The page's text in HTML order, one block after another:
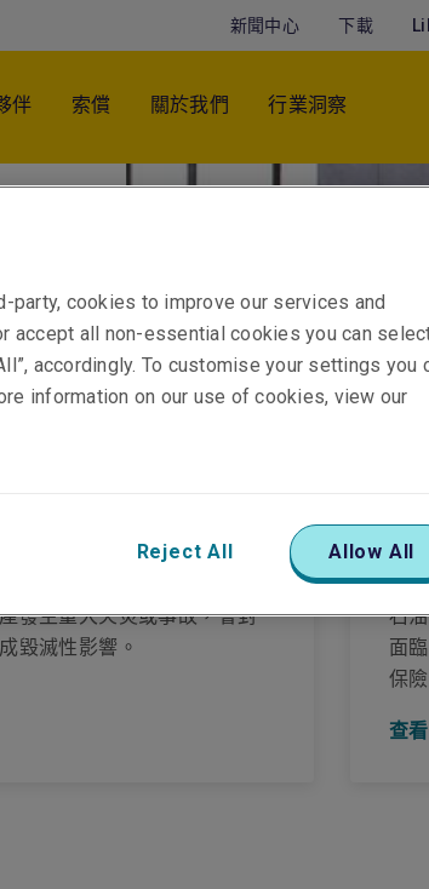
新聞中心 下載
伴 索償 關於我們 行業洞察
發生重大火災或事故，會對
毀滅性影響。
能
石
面
保
查
party, cookies to improve our services and
accept all non-essential cookies you can
accordingly. To customise your settings you
information on our use of cookies, view our
Reject All Allow All